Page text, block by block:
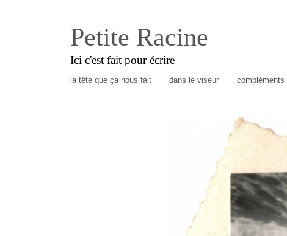
Petite Racine
Ici c'est fait pour écrire
la tête que ça nous fait dans le viseur compléments